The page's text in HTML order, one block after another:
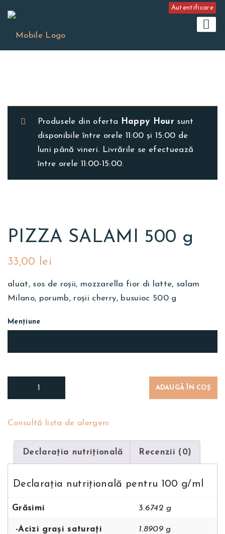
Autentificare
Produsele din oferta Happy Hour sunt
disponibile între orele 11:00 și 15:00 de
luni până vineri. Livrările se efectuează
între orele 11:00-15:00.
PIZZA SALAMI 500 g
33,00 lei
aluat, sos de roșii, mozzarella fior di latte, salam
Milano, porumb, roșii cherry, busuioc 500 g
Mențiune
ADAUGĂ ÎN COȘ
Consultă lista de alergeni
Declarația nutriţională Recenzii (0)
Declarația nutriţională pentru 100 g/ml
Grăsimi 3.6742 g
-Acizi grași saturați 1.8909 g